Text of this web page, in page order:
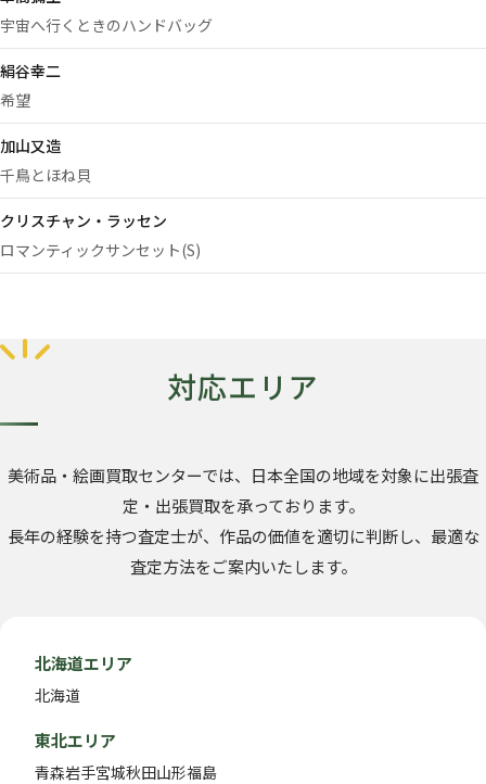
宇宙へ行くときのハンドバッグ
絹谷幸二
希望
加山又造
千鳥とほね貝
クリスチャン・ラッセン
ロマンティックサンセット(S)
対応エリア
美術品・絵画買取センターでは、日本全国の地域を対象に出張査
定・出張買取を承っております。
長年の経験を持つ査定士が、作品の価値を適切に判断し、最適な
査定方法をご案内いたします。
北海道エリア
北海道
東北エリア
青森岩手宮城秋田山形福島